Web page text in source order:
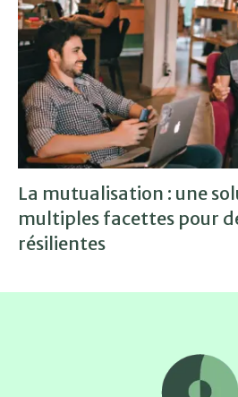
La mutualisation : une
multiples facettes pour
résilientes